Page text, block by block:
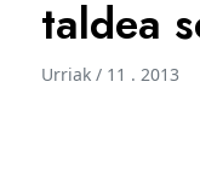
taldea
Urriak / 11 . 2013